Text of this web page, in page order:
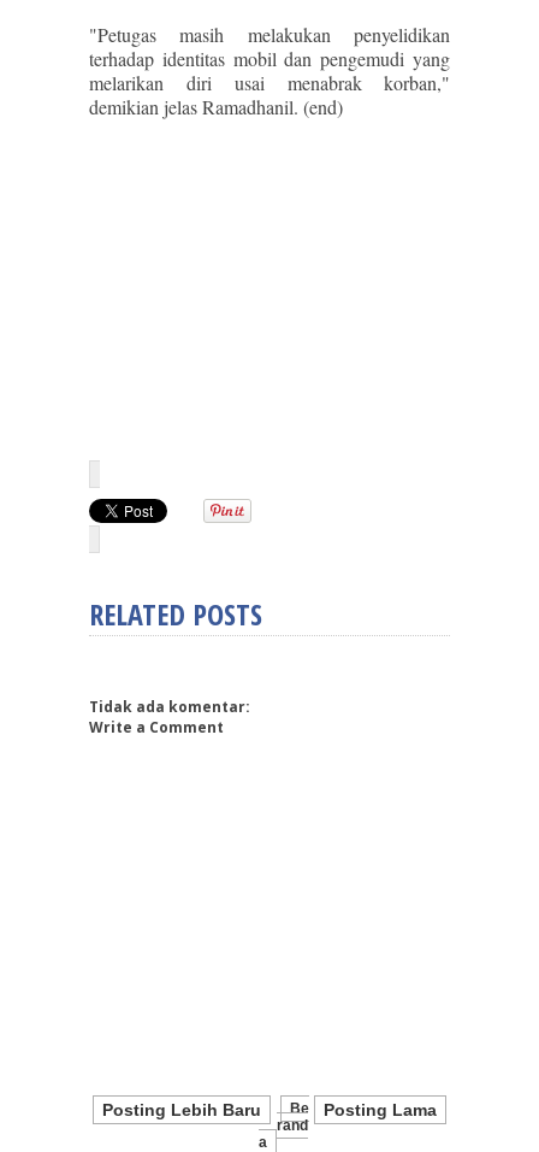
"Petugas masih melakukan penyelidikan
terhadap identitas mobil dan pengemudi yang
melarikan diri usai menabrak korban,"
demikian jelas Ramadhanil. (end)
RELATED POSTS
Tidak ada komentar:
Write a Comment
Posting Lebih Baru Posting Lama
Be
Rand
A